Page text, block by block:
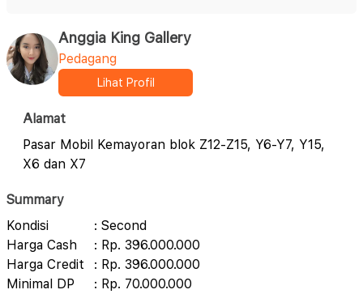
Anggia King Gallery
Pedagang
Lihat Profil
Alamat
Pasar Mobil Kemayoran blok Z12-Z15, Y6-Y7, Y15,
X6 dan X7
Summary
Kondisi
: Second
Harga Cash
: Rp. 396.000.000
Harga Credit
: Rp. 396.000.000
Minimal DP
: Rp. 70.000.000